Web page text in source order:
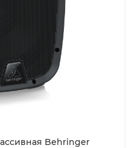
Behringer